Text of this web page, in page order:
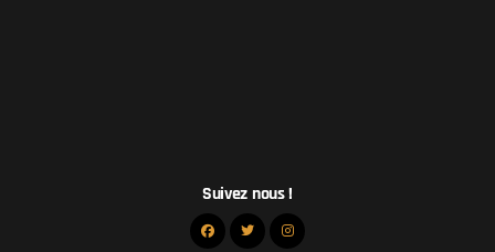
Suivez nous !